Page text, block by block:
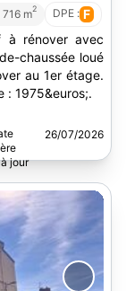
m2 DPE : F
à rénover avec
chaussée loué
au 1er étage.
: 1975&euros;.
26/07/2026